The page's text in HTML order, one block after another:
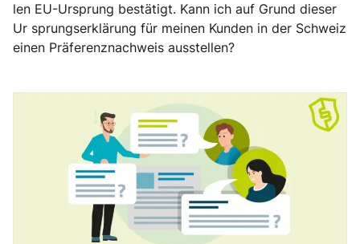
len EU-Ursprung bestätigt. Kann ich auf Grund dieser
Ur sprungserklärung für meinen Kunden in der Schweiz
einen Präferenznachweis ausstellen?